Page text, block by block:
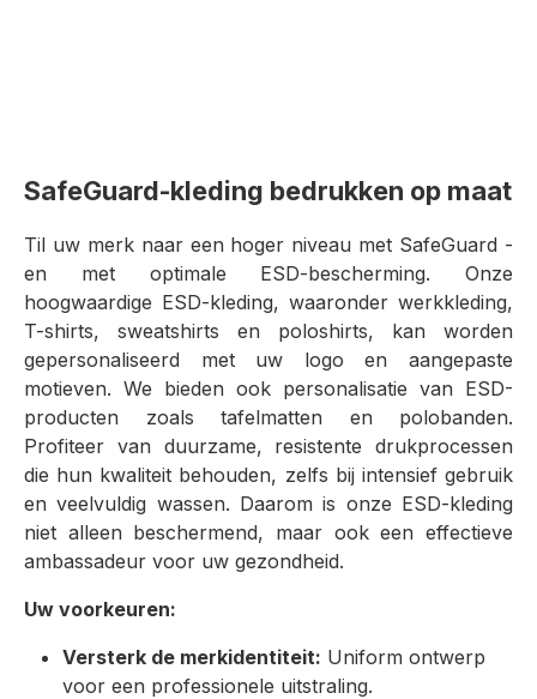
SafeGuard-kleding bedrukken op maat
Til uw merk naar een hoger niveau met SafeGuard -
en met optimale ESD-bescherming. Onze
hoogwaardige ESD-kleding, waaronder werkkleding,
T-shirts, sweatshirts en poloshirts, kan worden
gepersonaliseerd met uw logo en aangepaste
motieven. We bieden ook personalisatie van ESD-
producten zoals tafelmatten en polobanden.
Profiteer van duurzame, resistente drukprocessen
die hun kwaliteit behouden, zelfs bij intensief gebruik
en veelvuldig wassen. Daarom is onze ESD-kleding
niet alleen beschermend, maar ook een effectieve
ambassadeur voor uw gezondheid.
Uw voorkeuren:
Versterk de merkidentiteit: Uniform ontwerp
voor een professionele uitstraling.